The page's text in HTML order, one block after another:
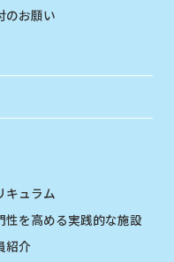
のお願い
キュラム
性を高める実践的な施設
紹介